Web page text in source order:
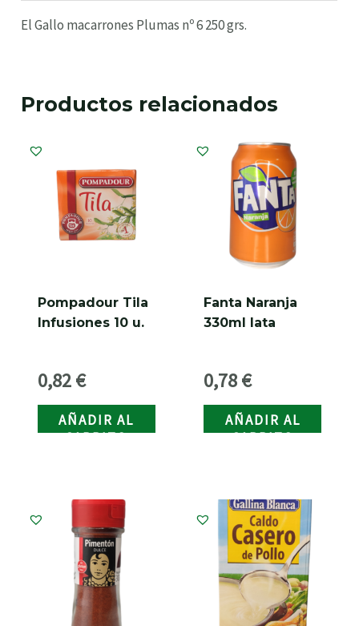
El Gallo macarrones Plumas nº 6 250 grs.
Productos relacionados
Pompadour Tila
Infusiones 10 u.
0,82€
AÑADIR AL
CARRITO
Fanta Naranja
330ml lata
0,78€
AÑADIR AL
CARRITO